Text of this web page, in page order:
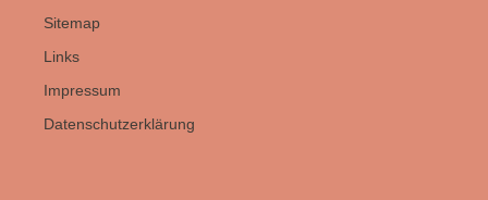
Sitemap
Links
Impressum
Datenschutzerklärung